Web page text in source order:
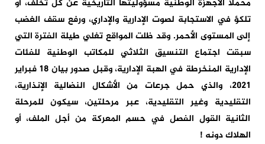
محملا الأجهزة الوطنية مسؤوليتها التاريخية عن كل تخلف، أو
تلكؤ في الاستجابة لصوت الإدارية والإداري، ورفع سقف الغضب
إلى المستوى الأحمر. وقد ظلت المواقع تغلي طيلة الفترة التي
سبقت اجتماع التنسيق الثلاثي للمكاتب الوطنية للفئات
الإدارية المنخرطة في الهبة الإدارية، وقبل صدور بيان 18 فبراير
2021، والذي حمل جرعات من الأشكال النضالية الإنذارية،
التقليدية وغير التقليدية، عبر مرحلتين، سيكون للمرحلة
الثانية القول الفصل في حسم المعركة من أجل الملف، أو
الهلاك دونه !